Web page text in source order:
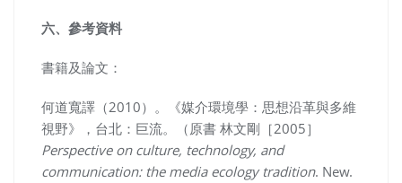
六、參考資料
書籍及論文：
何道寬譯（2010）。《媒介環境學：思想沿革與多維
視野》，台北：巨流。（原書 林文剛 ［2005］
Perspective on culture, technology, and
communication: the media ecology tradition. New.